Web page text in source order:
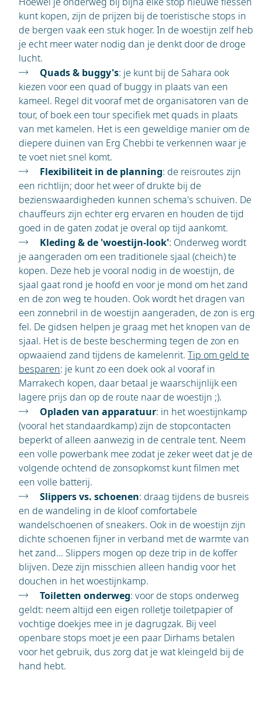
kunt kopen, zijn de prijzen bij de toeristische stops in
de bergen vaak een stuk hoger. In de woestijn zelf heb
je echt meer water nodig dan je denkt door de droge
lucht.
Quads & buggy's: je kunt bij de Sahara ook
kiezen voor een quad of buggy in plaats van een
kameel. Regel dit vooraf met de organisatoren van de
tour, of boek een tour specifiek met quads in plaats
van met kamelen. Het is een geweldige manier om de
diepere duinen van Erg Chebbi te verkennen waar je
te voet niet snel komt.
Flexibiliteit in de planning: de reisroutes zijn
een richtlijn; door het weer of drukte bij de
bezienswaardigheden kunnen schema's schuiven. De
chauffeurs zijn echter erg ervaren en houden de tijd
goed in de gaten zodat je overal op tijd aankomt.
Kleding & de 'woestijn-look': Onderweg wordt
je aangeraden om een traditionele sjaal (cheich) te
kopen. Deze heb je vooral nodig in de woestijn, de
sjaal gaat rond je hoofd en voor je mond om het zand
en de zon weg te houden. Ook wordt het dragen van
een zonnebril in de woestijn aangeraden, de zon is erg
fel. De gidsen helpen je graag met het knopen van de
sjaal. Het is de beste bescherming tegen de zon en
opwaaiend zand tijdens de kamelenrit. Tip om geld te
besparen: je kunt zo een doek ook al vooraf in
Marrakech kopen, daar betaal je waarschijnlijk een
lagere prijs dan op de route naar de woestijn ;).
Opladen van apparatuur: in het woestijnkamp
(vooral het standaardkamp) zijn de stopcontacten
beperkt of alleen aanwezig in de centrale tent. Neem
een volle powerbank mee zodat je zeker weet dat je de
volgende ochtend de zonsopkomst kunt filmen met
een volle batterij.
Slippers vs. schoenen: draag tijdens de busreis
en de wandeling in de kloof comfortabele
wandelschoenen of sneakers. Ook in de woestijn zijn
dichte schoenen fijner in verband met de warmte van
het zand... Slippers mogen op deze trip in de koffer
blijven. Deze zijn misschien alleen handig voor het
douchen in het woestijnkamp.
Toiletten onderweg: voor de stops onderweg
geldt: neem altijd een eigen rolletje toiletpapier of
vochtige doekjes mee in je dagrugzak. Bij veel
openbare stops moet je een paar Dirhams betalen
voor het gebruik, dus zorg dat je wat kleingeld bij de
hand hebt.